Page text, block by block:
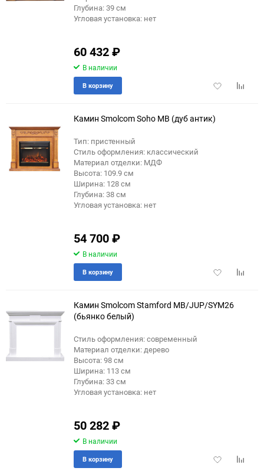
Глубина: 39 см
Угловая установка: нет
60 432₽
В наличии
Добавить
В корзину
Камин Smolcom Soho MB (дуб антик)
Тип: пристенный
Стиль оформления: классический
Материал отделки: МДФ
Высота: 109.9 см
Ширина: 128 см
Глубина: 38 см
Угловая установка: нет
54 700₽
В наличии
Добавить
В корзину
Камин Smolcom Stamford MB/JUP/SYM26
(бьянко белый)
Стиль оформления: современный
Материал отделки: дерево
Высота: 98 см
Ширина: 113 см
Глубина: 33 см
Угловая установка: нет
50 282₽
В наличии
Добавить
В корзину